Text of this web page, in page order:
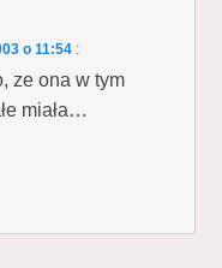
o 11:54 :
ze ona w tym
miała…